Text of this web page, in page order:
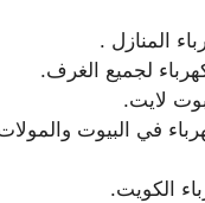
المنازل .
لجميع الغرف.
لايت.
في البيوت
الكويت.